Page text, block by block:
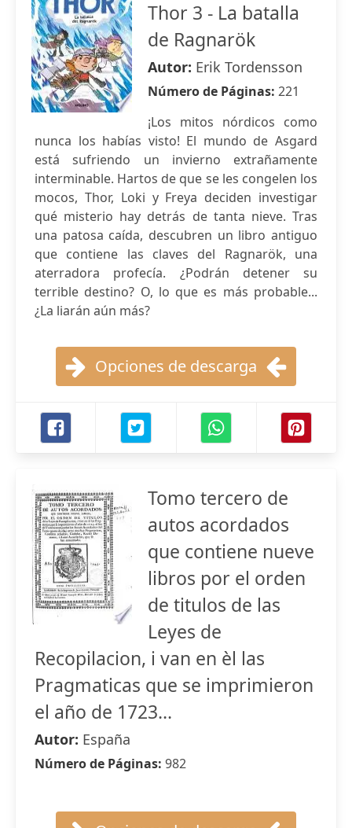
Thor 3 - La batalla
de Ragnarök
Autor: Erik Tordensson
Número de Páginas: 221
¡Los mitos nórdicos como
nunca los habías visto! El mundo de Asgard
está sufriendo un invierno extrañamente
interminable. Hartos de que se les congelen los
mocos, Thor, Loki y Freya deciden investigar
qué misterio hay detrás de tanta nieve. Tras
una patosa caída, descubren un libro antiguo
que contiene las claves del Ragnarök, una
aterradora profecía. ¿Podrán detener su
terrible destino? O, lo que es más probable...
¿La liarán aún más?
Opciones de descarga
Tomo tercero de
autos acordados
que contiene nueve
libros por el orden
de titulos de las
Leyes de
Recopilacion, i van en èl las
Pragmaticas que se imprimieron
el año de 1723...
Autor: España
Número de Páginas: 982